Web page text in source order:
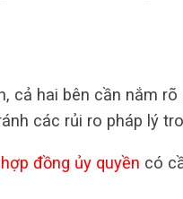
cả hai bên cần nắm
các rủi ro pháp lý
đồng ủy quyền có